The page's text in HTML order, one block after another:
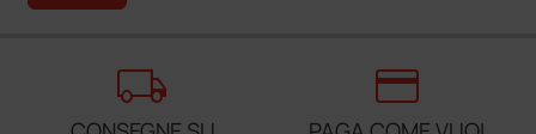
local_shipping credit_card